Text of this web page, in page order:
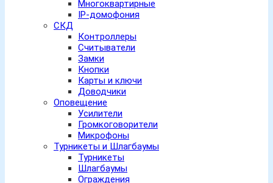
Многоквартирные
IP-домофония
СКД
Контроллеры
Считыватели
Замки
Кнопки
Карты и ключи
Доводчики
Оповещение
Усилители
Громкоговорители
Микрофоны
Турникеты и Шлагбаумы
Турникеты
Шлагбаумы
Ограждения